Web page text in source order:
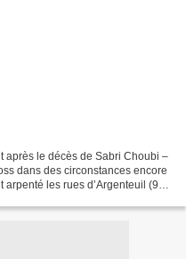
après le décès de Sabri Choubi –
dans des circonstances encore
les rues d’Argenteuil (95)